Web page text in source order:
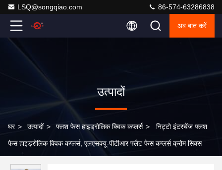
LSQ@songqiao.com 86-574-63286838
अब बात करें
उत्पादों
घर > उत्पादों > फ्लश फेस हाइड्रोलिक क्विक कप्लर्स > निट्टो इंटरचेंज फ्लश
फेस हाइड्रोलिक क्विक कप्लर्स, एलएसक्यू-पीटीआर फ्लैट फेस कप्लर्स क्रोम सिक्स